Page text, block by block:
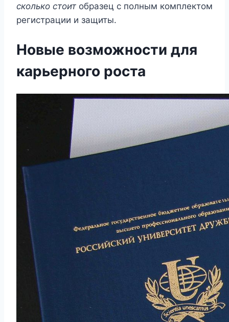
сколько стоит образец с полным комплектом
регистрации и защиты.
Новые возможности для
карьерного роста